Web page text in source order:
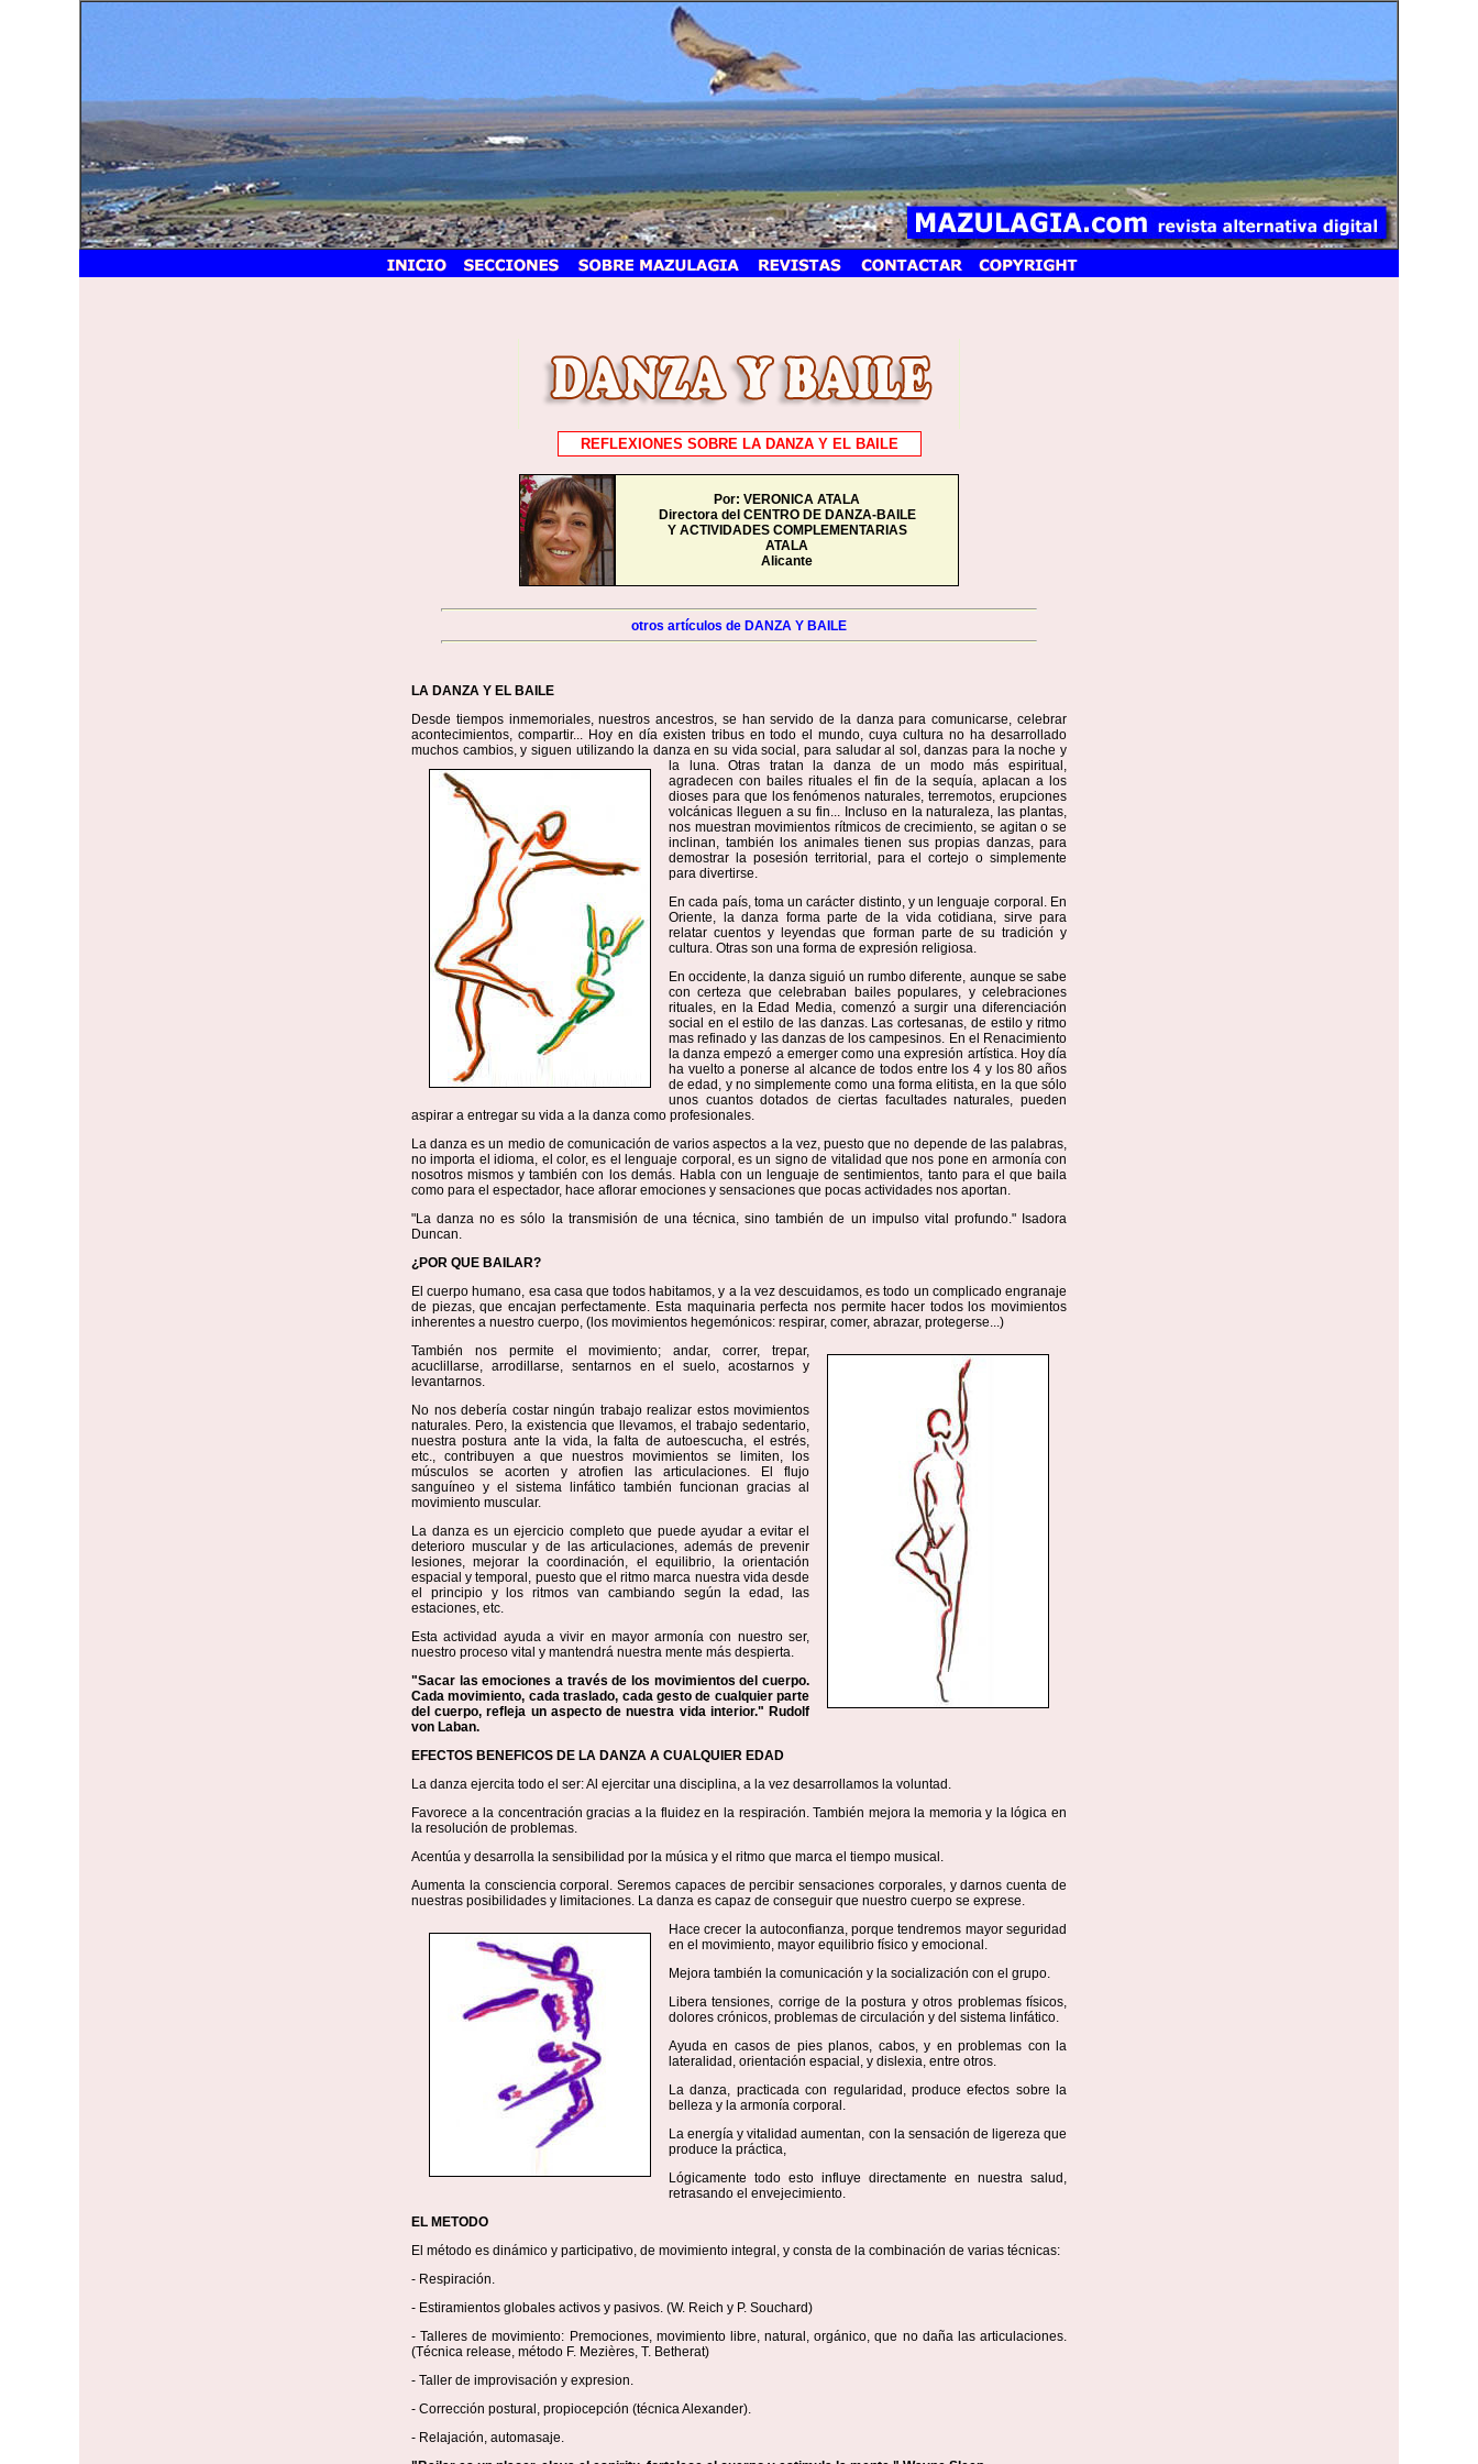
REFLEXIONES SOBRE LA DANZA Y EL BAILE
Por: VERONICA ATALA
Directora del CENTRO DE DANZA-BAILE
Y ACTIVIDADES COMPLEMENTARIAS
ATALA
Alicante
otros artículos de DANZA Y BAILE
LA DANZA Y EL BAILE
Desde tiempos inmemoriales, nuestros ancestros, se han servido de la danza para comunicarse, celebrar
acontecimientos, compartir... Hoy en día existen tribus en todo el mundo, cuya cultura no ha desarrollado
muchos cambios, y siguen utilizando la danza en su vida social, para saludar al sol, danzas para la noche y
la luna.Otras tratan la danza de un modo más espiritual,
agradecen con bailes rituales el fin de la sequía, aplacan a los
dioses para que los fenómenos naturales, terremotos, erupciones
volcánicas lleguen a su fin... Incluso en la naturaleza, las plantas,
nos muestran movimientos rítmicos de crecimiento, se agitan o se
inclinan, también los animales tienen sus propias danzas, para
demostrar la posesión territorial, para el cortejo o simplemente
para divertirse.
En cada país, toma un carácter distinto, y un lenguaje corporal. En
Oriente, la danza forma parte de la vida cotidiana, sirve para
relatar cuentos y leyendas que forman parte de su tradición y
cultura. Otras son una forma de expresión religiosa.
En occidente, la danza siguió un rumbo diferente, aunque se sabe
con certeza que celebraban bailes populares, y celebraciones
rituales, en la Edad Media, comenzó a surgir una diferenciación
social en el estilo de las danzas. Las cortesanas, de estilo y ritmo
mas refinado y las danzas de los campesinos. En el Renacimiento
la danza empezó a emerger como una expresión artística. Hoy día
ha vuelto a ponerse al alcance de todos entre los 4 y los 80 años
de edad, y no simplemente como una forma elitista, en la que sólo
unos cuantos dotados de ciertas facultades naturales, pueden
aspirar a entregar su vida a la danza como profesionales.
La danza es un medio de comunicación de varios aspectos a la vez, puesto que no depende de las palabras,
no importa el idioma, el color, es el lenguaje corporal, es un signo de vitalidad que nos pone en armonía con
nosotros mismos y también con los demás. Habla con un lenguaje de sentimientos, tanto para el que baila
como para el espectador, hace aflorar emociones y sensaciones que pocas actividades nos aportan.
"La danza no es sólo la transmisión de una técnica, sino también de un impulso vital profundo." Isadora
Duncan.
¿POR QUE BAILAR?
El cuerpo humano, esa casa que todos habitamos, y a la vez descuidamos, es todo un complicado engranaje
de piezas, que encajan perfectamente. Esta maquinaria perfecta nos permite hacer todos los movimientos
inherentes a nuestro cuerpo, (los movimientos hegemónicos: respirar, comer, abrazar, protegerse...)
También nos permite el movimiento; andar, correr, trepar,
acuclillarse, arrodillarse, sentarnos en el suelo, acostarnos y
levantarnos.
No nos debería costar ningún trabajo realizar estos movimientos
naturales. Pero, la existencia que llevamos, el trabajo sedentario,
nuestra postura ante la vida, la falta de autoescucha, el estrés,
etc., contribuyen a que nuestros movimientos se limiten, los
músculos se acorten y atrofien las articulaciones. El flujo
sanguíneo y el sistema linfático también funcionan gracias al
movimiento muscular.
La danza es un ejercicio completo que puede ayudar a evitar el
deterioro muscular y de las articulaciones, además de prevenir
lesiones, mejorar la coordinación, el equilibrio, la orientación
espacial y temporal, puesto que el ritmo marca nuestra vida desde
el principio y los ritmos van cambiando según la edad, las
estaciones, etc.
Esta actividad ayuda a vivir en mayor armonía con nuestro ser,
nuestro proceso vital y mantendrá nuestra mente más despierta.
"Sacar las emociones a través de los movimientos del cuerpo.
Cada movimiento, cada traslado, cada gesto de cualquier parte
del cuerpo, refleja un aspecto de nuestra vida interior." Rudolf
von Laban.
EFECTOS BENEFICOS DE LA DANZA A CUALQUIER EDAD
La danza ejercita todo el ser: Al ejercitar una disciplina, a la vez desarrollamos la voluntad.
Favorece a la concentración gracias a la fluidez en la respiración. También mejora la memoria y la lógica en
la resolución de problemas.
Acentúa y desarrolla la sensibilidad por la música y el ritmo que marca el tiempo musical.
Aumenta la consciencia corporal. Seremos capaces de percibir sensaciones corporales, y darnos cuenta de
nuestras posibilidades y limitaciones. La danza es capaz de conseguir que nuestro cuerpo se exprese.
Hace crecer la autoconfianza, porque tendremos mayor seguridad
en el movimiento, mayor equilibrio físico y emocional.
Mejora también la comunicación y la socialización con el grupo.
Libera tensiones, corrige de la postura y otros problemas físicos,
dolores crónicos, problemas de circulación y del sistema linfático.
Ayuda en casos de pies planos, cabos, y en problemas con la
lateralidad, orientación espacial, y dislexia, entre otros.
La danza, practicada con regularidad, produce efectos sobre la
belleza y la armonía corporal.
La energía y vitalidad aumentan, con la sensación de ligereza que
produce la práctica,
Lógicamente todo esto influye directamente en nuestra salud,
retrasando el envejecimiento.
EL METODO
El método es dinámico y participativo, de movimiento integral, y consta de la combinación de varias técnicas:
- Respiración.
- Estiramientos globales activos y pasivos. (W. Reich y P. Souchard)
- Talleres de movimiento: Premociones, movimiento libre, natural, orgánico, que no daña las articulaciones.
(Técnica release, método F. Mezières, T. Betherat)
- Taller de improvisación y expresion.
- Corrección postural, propiocepción (técnica Alexander).
- Relajación, automasaje.